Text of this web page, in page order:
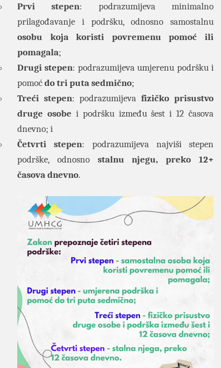
Prvi stepen: podrazumijeva minimalno
prilagođavanje i podršku, odnosno samostalnu
osobu koja koristi povremenu pomoć ili
pomagala;
Drugi stepen: podrazumijeva umjerenu podršku i
pomoćdo tri puta sedmično;
Treći stepen: podrazumijeva fizičko prisustvo
druge osobe i podršku između šest i 12 časova
dnevno; i
Četvrti stepen: podrazumijeva najviši stepen
podrške, odnosno stalnu njegu, preko 12+
časova dnevno.